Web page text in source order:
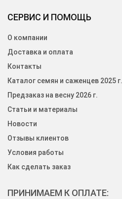
СЕРВИС И ПОМОЩЬ
О компании
Доставка и оплата
Контакты
Каталог семян и саженцев 2025 г.
Предзаказ на весну 2026 г.
Статьи и материалы
Новости
Отзывы клиентов
Условия работы
Как сделать заказ
ПРИНИМАЕМ К ОПЛАТЕ: